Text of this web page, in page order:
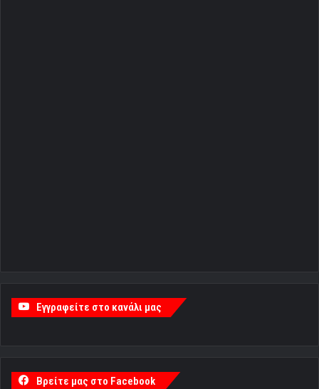
Εγγραφείτε στο κανάλι μας
Βρείτε μας στο Facebook